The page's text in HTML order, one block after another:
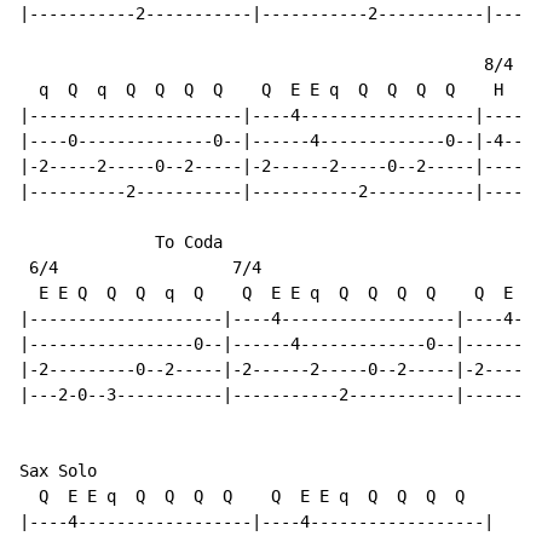
|-----------2-----------|-----------2-----------
                                                8/4
q  Q  q  Q  Q  Q  Q    Q  E E q  Q  Q  Q  Q    H
|----------------------|----4------------------
|----0--------------0--|------4-------------0--|-
|-2-----2-----0--2-----|-2------2-----0--2-----
|----------2-----------|-----------2-----------
              To Coda
6/4                  7/4
E E Q  Q  Q  q  Q    Q  E E q  Q  Q  Q  Q    Q  E E
|--------------------|----4------------------|----
|-----------------0--|------4-------------0--|------
|-2---------0--2-----|-2------2-----0--2-----|-
|---2-0--3-----------|-----------2-----------
Sax Solo
  Q  E E q  Q  Q  Q  Q    Q  E E q  Q  Q  Q  Q
|----4------------------|----4------------------|